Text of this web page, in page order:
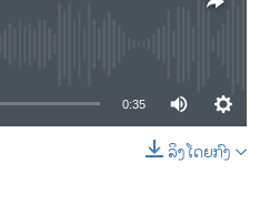
currently available
0:35
ລິງໂດຍກົງ